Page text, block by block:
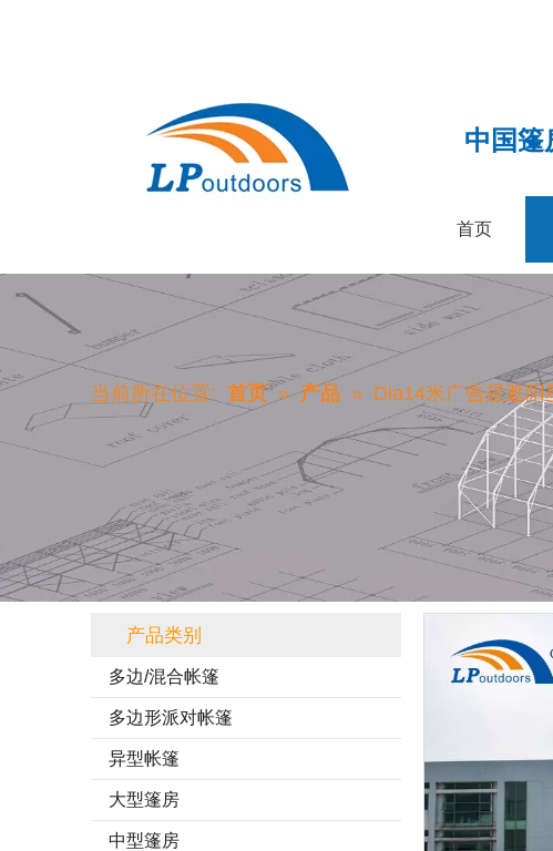
中国篷
首页
当前所在位置: 首页 » 产品 » Dia14米广告星遮阳
产品类别
多边/混合帐篷
多边形派对帐篷
异型帐篷
大型篷房
中型篷房